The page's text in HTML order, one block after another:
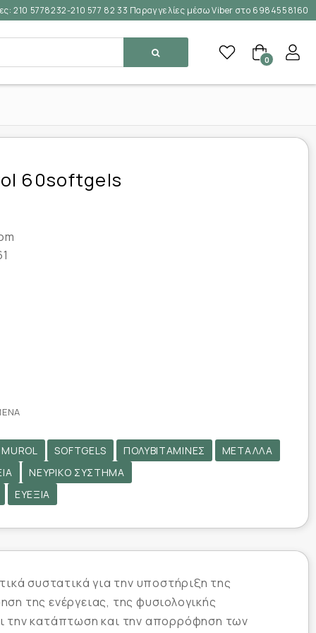
210 5778232-210 577 82 33 Παραγγελίες μέσω Viber στο 6984558160
0
60softgels
MUROL SOFTGELS ΠΟΛΥΒΙΤΑΜΊΝΕΣ
ΜΈΤΑΛΛΑ
ΝΕΥΡΙΚΌ ΣΎΣΤΗΜΑ
ΕΥΕΞΊΑ
συστατικά για την υποστήριξη της
της ενέργειας, της φυσιολογικής
την κατάπτωση και την απορρόφηση των